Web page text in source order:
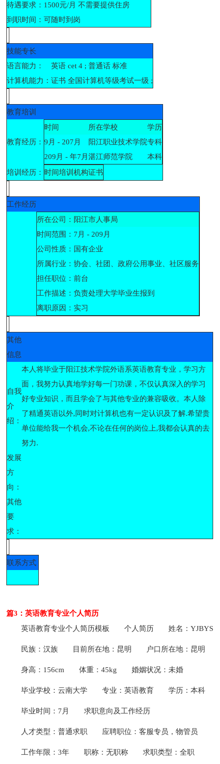
待遇要求： 1500元/月 不需要提供住房
到职时间：可随时到岗
技能专长
语言能力：
英语 cet 4 ; 普通话 标准
计算机能力：证书 全国计算机等级考试一级 ;
教育培训
教育经历：
时间 所在学校
学历
9月 - 207月
阳江职业技术学院专科
209月 - 年7月湛江师范学院
本科
培训经历： 时间培训机构证书
工作经历
所在公司： 阳江市人事局
时间范围： 7月 - 209月
公司性质： 国有企业
所属行业：协会、社团、政府公用事业、社区服务
担任职位：前台
工作描述：负责处理大学毕业生报到
离职原因： 实习
其他
信息
自我
介
绍：
本人将毕业于阳江技术学院外语系英语教育专业，学习方
面，我努力认真地学好每一门功课，不仅认真深入的学习
好专业知识，而且学会了与其他专业的兼容吸收。本人除
了精通英语以外,同时对计算机也有一定认识及了解.希望贵
单位能给我一个机会,不论在任何的岗位上,我都会认真的去
努力.
发展
方
向：
其他
要
求：
联系方式
篇3：英语教育专业个人简历
英语教育专业个人简历模板
个人简历 姓名：YJBYS
民族：汉族 目前所在地：昆明 户口所在地：昆明
身高：156cm 体重：45kg 婚姻状况：未婚
毕业学校：云南大学 专业：英语教育 学历：本科
毕业时间：7月 求职意向及工作经历
人才类型：普通求职 应聘职位：客服专员，物管员
工作年限：3年 职称：无职称 求职类型：全职